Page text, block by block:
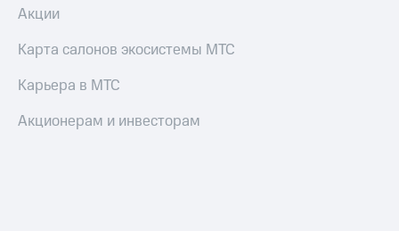
Акции
Карта салонов экосистемы МТС
Карьера в МТС
Акционерам и инвесторам